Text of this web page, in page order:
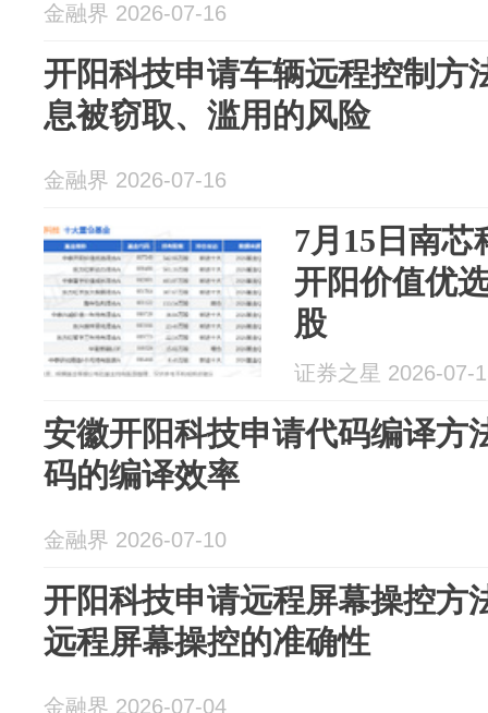
金融界 2026-07-16
开阳科技申请车辆远程控制方
息被窃取、滥用的风险
金融界 2026-07-16
7月15日南芯
开阳价值优
股
证券之星 2026-07-
安徽开阳科技申请代码编译方
码的编译效率
金融界 2026-07-10
开阳科技申请远程屏幕操控方
远程屏幕操控的准确性
金融界 2026-07-04